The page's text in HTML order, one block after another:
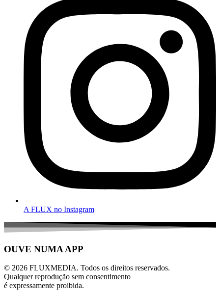
A FLUX no Instagram
OUVE NUMA APP
© 2026 FLUXMEDIA. Todos os direitos reservados.
Qualquer reprodução sem consentimento
é expressamente proibida.